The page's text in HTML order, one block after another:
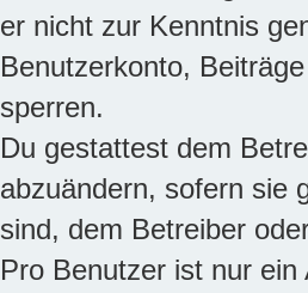
er nicht zur Kenntnis
Benutzerkonto,
sperren.
Du gestattest dem
abzuändern, sofern sie
sind, dem Betreiber
Pro Benutzer ist nur